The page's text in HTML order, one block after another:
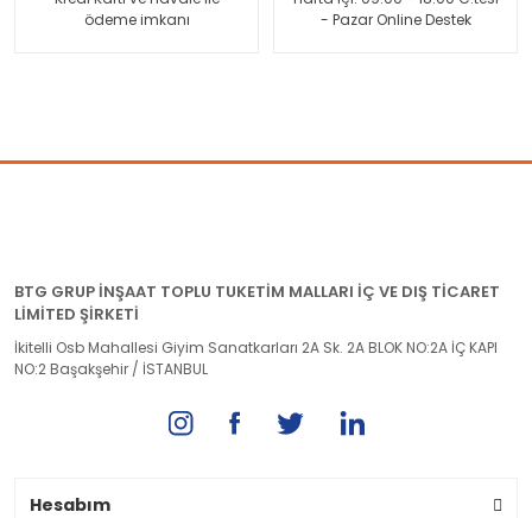
ödeme imkanı
- Pazar Online Destek
BTG GRUP İNŞAAT TOPLU TUKETİM MALLARI İÇ VE DIŞ TİCARET
LİMİTED ŞİRKETİ
İkitelli Osb Mahallesi Giyim Sanatkarları 2A Sk. 2A BLOK NO:2A İÇ KAPI
NO:2 Başakşehir / İSTANBUL
Hesabım